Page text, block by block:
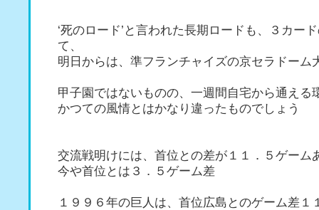
‘死のロード’と言われた長期ロードも、３カー
て、
明日からは、準フランチャイズの京セラドーム
甲子園ではないものの、一週間自宅から通える
かつての風情とはかなり違ったものでしょう
交流戦明けには、首位との差が１１．５ゲーム
今や首位とは３．５ゲーム差
１９９６年の巨人は、首位広島とのゲーム差１